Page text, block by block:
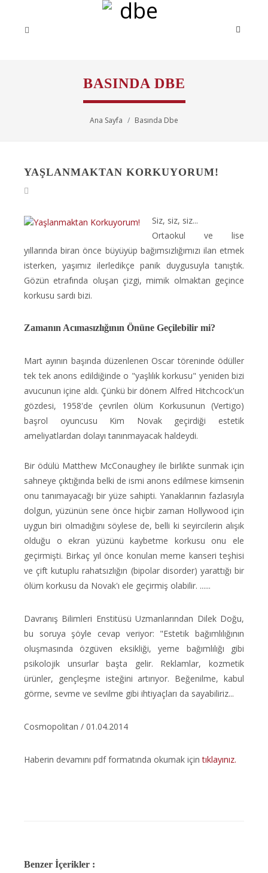
BASINDA DBE
Ana Sayfa Basında Dbe
YAŞLANMAKTAN KORKUYORUM!
Siz, siz, siz...
Ortaokul ve lise
yıllarında biran önce büyüyüp bağımsızlığımızı ilan etmek
isterken, yaşımız ilerledikçe panik duygusuyla tanıştık.
Gözün etrafında oluşan çizgi, mimik olmaktan geçince
korkusu sardı bizi.
Zamanın Acımasızlığının Önüne Geçilebilir mi?
Mart ayının başında düzenlenen Oscar töreninde ödüller
tek tek anons edildiğinde o "yaşlılık korkusu" yeniden bizi
avucunun içine aldı. Çünkü bir dönem Alfred Hitchcock'un
gözdesi, 1958'de çevrilen ölüm Korkusunun (Vertigo)
başrol oyuncusu Kim Novak geçirdiği estetik
ameliyatlardan dolayı tanınmayacak haldeydi.
Bir ödülü Matthew McConaughey ile birlikte sunmak için
sahneye çıktığında belki de ismi anons edilmese kimsenin
onu tanımayacağı bir yüze sahipti. Yanaklarının fazlasıyla
dolgun, yüzünün sene önce hiçbir zaman Hollywood için
uygun biri olmadığını söylese de, belli ki seyircilerin alışık
olduğu o ekran yüzünü kaybetme korkusu onu ele
geçirmişti. Birkaç yıl önce konulan meme kanseri teşhisi
ve çift kutuplu rahatsızlığın (bipolar disorder) yarattığı bir
ölüm korkusu da Novak'ı ele geçirmiş olabilir. ......
Davranış Bilimleri Enstitüsü Uzmanlarından Dilek Doğu,
bu soruya şöyle cevap veriyor: "Estetik bağımlılığının
oluşmasında özgüven eksikliği, yeme bağımlılığı gibi
psikolojik unsurlar başta gelir. Reklamlar, kozmetik
ürünler, gençleşme isteğini artırıyor. Beğenilme, kabul
görme, sevme ve sevilme gibi ihtiyaçları da sayabiliriz...
Cosmopolitan / 01.04.2014
Haberin devamını pdf formatında okumak içintıklayınız.
Benzer İçerikler :